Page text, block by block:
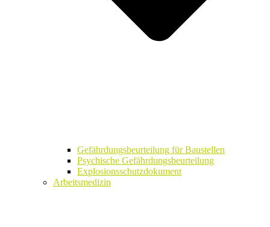
Gefährdungsbeurteilung für Baustellen
Psychische Gefährdungsbeurteilung
Explosionsschutzdokument
Arbeitsmedizin